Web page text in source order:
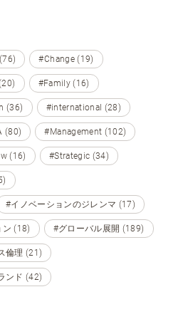
#Change (19)
#Family (16)
(36) #international (28)
(80) #Management (102)
(16) #Strategic (34)
#イノベーションのジレンマ (17)
ン (18) #グローバル展開 (189)
倫理 (21)
ンド (42)